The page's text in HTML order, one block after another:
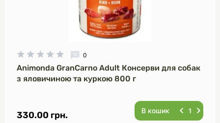
0
Animonda GranCarno Adult Консерви для собак
з яловичиною та куркою 800 г
330.00 грн. В кошик